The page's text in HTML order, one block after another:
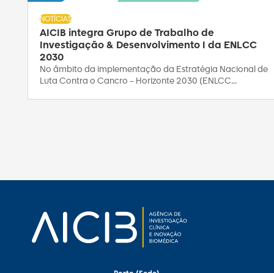
AICIB integra Grupo de Trabalho de
Investigação & Desenvolvimento I da ENLCC
2030
NOTÍCIAS
No âmbito da implementação da Estratégia Nacional de
Luta Contra o Cancro – Horizonte 2030 (ENLCC...